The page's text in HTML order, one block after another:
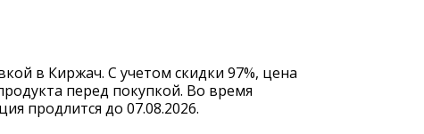
в Киржач. С учетом скидки 97%, цена
перед покупкой. Во время
продлится до 07.08.2026.